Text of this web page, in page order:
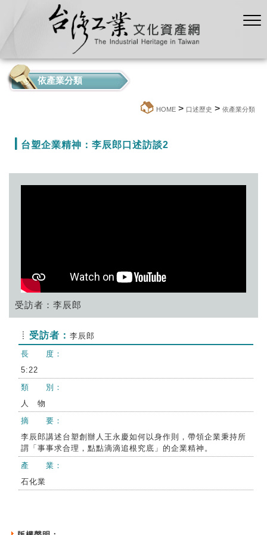
依產業分類
HOME > 口述歷史 > 依產業分類
台塑企業精神：李辰郎口述訪談2
受訪者：李辰郎
受訪者： 李辰郎
長 度：
5:22
類 別：
人 物
摘 要：
李辰郎講述台塑創辦人王永慶如何以身作則，帶領企業秉持所
謂「事事求合理，點點滴滴追根究底」的企業精神。
產 業：
石化業